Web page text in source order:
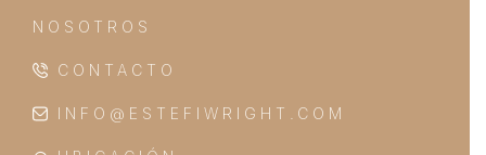
NOSOTROS
CONTACTO
INFO@ESTEFIWRIGHT.COM